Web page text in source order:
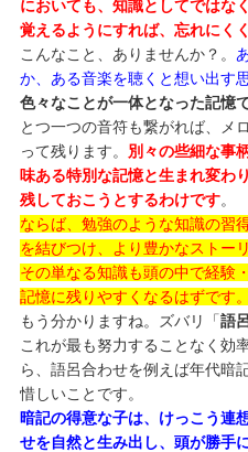
においても、知識としてではな
覚えるようにすれば、忘れにく
こんなこと、ありませんか？。
か、ある音楽を聴くと想い出す
色々なことが一体となった記憶
とつ一つの音符も繋がれば、メ
って残ります。 別々の些細な事
味ある特別な記憶と生まれ変わ
残しておこうとするわけです。
ならば、勉強のような知識の習
を結びつけ、より豊かなストー
その単なる知識も頭の中で経験
記憶に残りやすくなるはずです。
もう分かりますね。ズバリ「語
これが最も努力することなく効
ら、語呂合わせを例えば年代暗
惜しいことです。
暗記の得意な子は、けっこう連
せを自然と生み出し、頭が勝手